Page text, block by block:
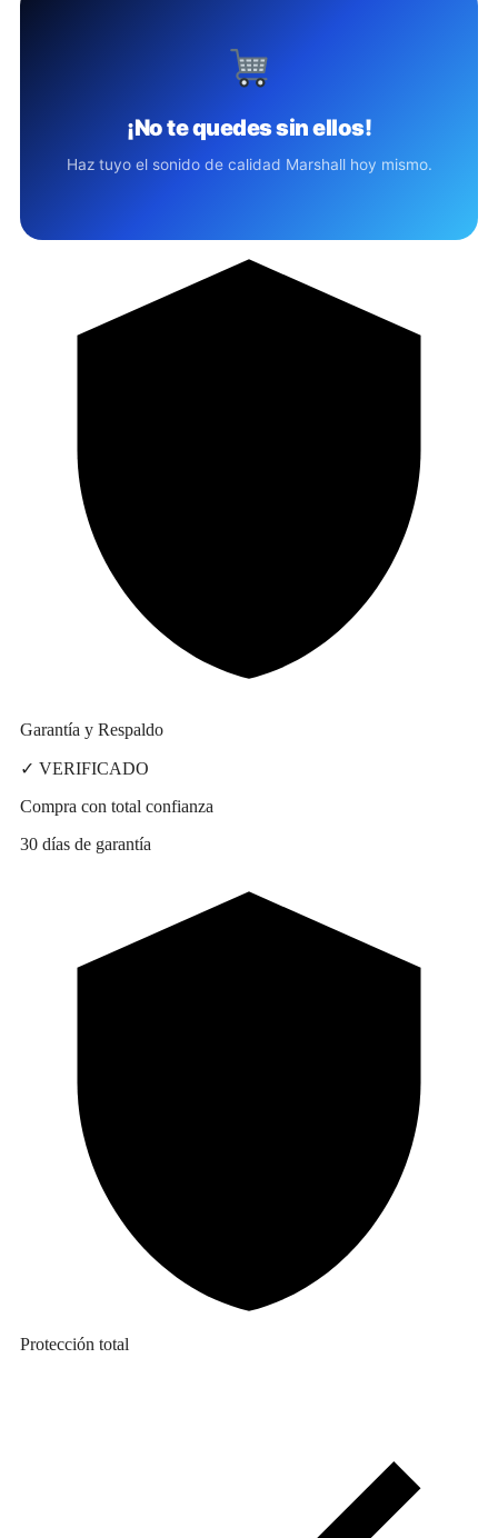
¡No te quedes sin ellos!
Haz tuyo el sonido de calidad Marshall hoy mismo.
Garantía y Respaldo
✓ VERIFICADO
Compra con total confianza
30 días de garantía
Protección total